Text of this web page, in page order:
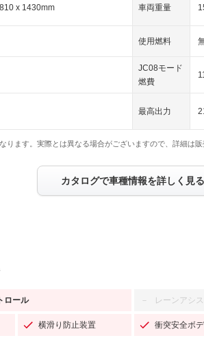
x 1430mm 車両重量
使用燃料
JC08モード
燃費
最高出力
ります。実際とは異なる場合がございますので、詳細は販
カタログで車種情報を詳しく見る
ロール － レーンアシス
横滑り防止装置 衝突安全ボ